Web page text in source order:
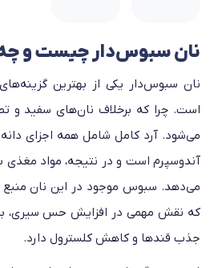
نان سبوس‌دار چیست و چه
نان سبوس‌دار یکی از بهترین
است. چرا که برخلاف نان‌های سفید و
می‌شود. آرد کامل شامل همه اجزای
آندوسپرم است و در نتیجه، مواد مغذی
می‌دهد. سبوس موجود در این نان منبع
که نقش مهمی در افزایش حس سیری،
جذب قندها و کاهش کلسترول دارد.